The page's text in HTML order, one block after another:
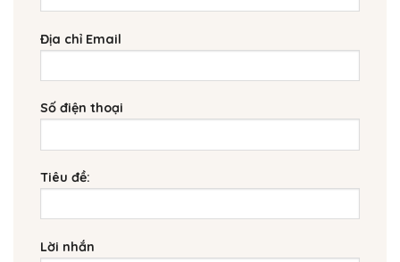
Địa chỉ Email
Số điện thoại
Tiêu đề:
Lời nhắn